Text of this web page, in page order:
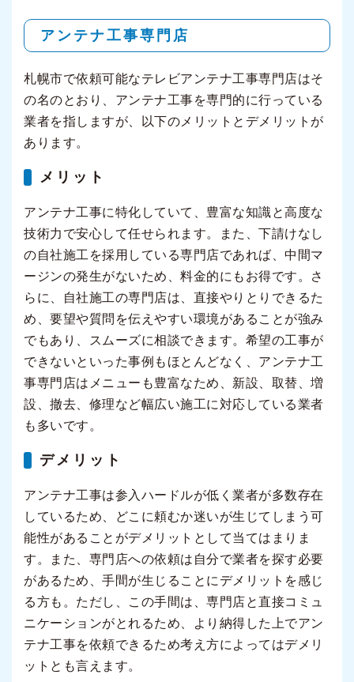
アンテナ工事専門店
札幌市で依頼可能なテレビアンテナ工事専門店はそ
の名のとおり、アンテナ工事を専門的に行っている
業者を指しますが、以下のメリットとデメリットが
あります。
メリット
アンテナ工事に特化していて、豊富な知識と高度な
技術力で安心して任せられます。また、下請けなし
の自社施工を採用している専門店であれば、中間マ
ージンの発生がないため、料金的にもお得です。さ
らに、自社施工の専門店は、直接やりとりできるた
め、要望や質問を伝えやすい環境があることが強み
でもあり、スムーズに相談できます。希望の工事が
できないといった事例もほとんどなく、アンテナ工
事専門店はメニューも豊富なため、新設、取替、増
設、撤去、修理など幅広い施工に対応している業者
も多いです。
デメリット
アンテナ工事は参入ハードルが低く業者が多数存在
しているため、どこに頼むか迷いが生じてしまう可
能性があることがデメリットとして当てはまりま
す。また、専門店への依頼は自分で業者を探す必要
があるため、手間が生じることにデメリットを感じ
る方も。ただし、この手間は、専門店と直接コミュ
ニケーションがとれるため、より納得した上でアン
テナ工事を依頼できるため考え方によってはデメリ
ットとも言えます。